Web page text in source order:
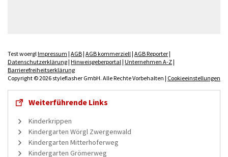
Test woergl Impressum | AGB| AGB kommerziell | AGB Reporter|
Datenschutzerklärung| Hinweisgeberportal | Unternehmen A-Z|
Barrierefreiheitserklärung
Copyright © 2026 styleflasher GmbH. Alle Rechte Vorbehalten | Cookieeinstellungen
Weiterführende Links
Kinderkrippen
Kindergarten Wörgl Zwergenwald
Kindergarten Mitterhoferweg
Kindergarten Grömerweg